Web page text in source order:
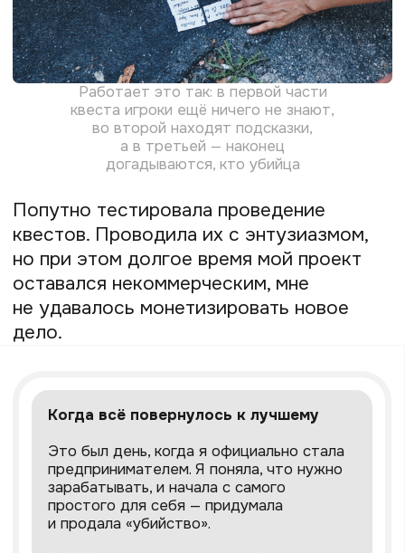
В интерактивную игру можно зашить
любой смысл. Например,
патриотический, — тогда игроки поймут,
по какой причине произошли те или иные
события в истории страны и почему
их важно знать и помнить. В игре
прокачивается не только
наблюдательность и способность
к анализу, но и умение различать добро
и зло — именно такие квесты интереснее
с историческими фактами
и достопримечательностями
Я пишу такие сценарии квестов,
по которым можно снимать кино: в них
есть завязка, сюжет и развязка. Такая
работа отличается от игровой
экскурсии по вложениям